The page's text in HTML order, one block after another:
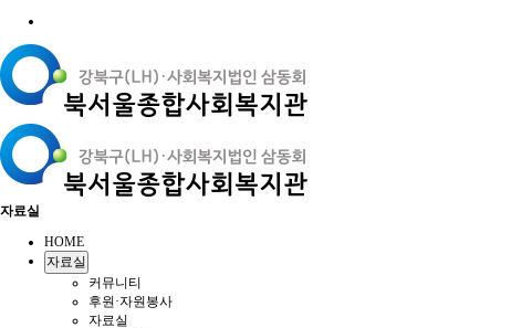
자료실
HOME
자료실
커뮤니티
후원·자원봉사
자료실